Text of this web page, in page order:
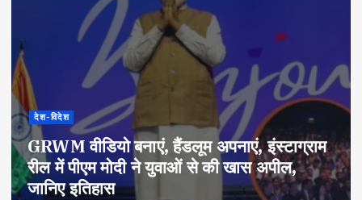
देश-विदेश
GRWM वीडियो बनाएं, हैंडलूम अपनाएं, इंस्टाग्राम
रील में पीएम मोदी ने युवाओं से की खास अपील,
जानिए इतिहास